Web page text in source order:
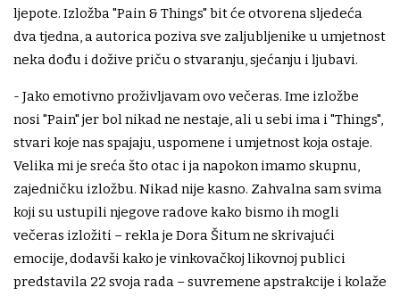
ljepote. Izložba "Pain & Things" bit će otvorena sljedeća
dva tjedna, a autorica poziva sve zaljubljenike u umjetnost
neka dođu i dožive priču o stvaranju, sjećanju i ljubavi.
- Jako emotivno proživljavam ovo večeras. Ime izložbe
nosi "Pain" jer bol nikad ne nestaje, ali u sebi ima i "Things",
stvari koje nas spajaju, uspomene i umjetnost koja ostaje.
Velika mi je sreća što otac i ja napokon imamo skupnu,
zajedničku izložbu. Nikad nije kasno. Zahvalna sam svima
koji su ustupili njegove radove kako bismo ih mogli
večeras izložiti – rekla je Dora Šitum ne skrivajući
emocije, dodavši kako je vinkovačkoj likovnoj publici
predstavila 22 svoja rada – suvremene apstrakcije i kolaže